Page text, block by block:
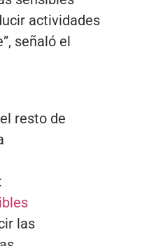
actividades
señaló el
resto de
las